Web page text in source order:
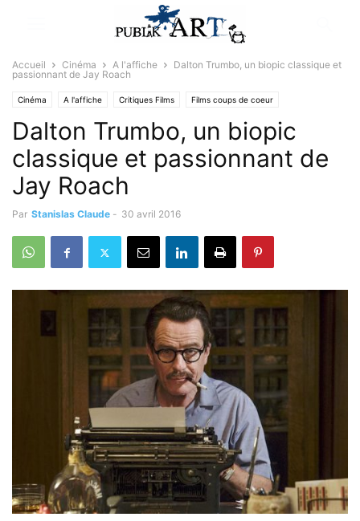
Accueil Cinéma A l'affiche
Dalton Trumbo, un biopic classique et
passionnant de Jay Roach
Cinéma A l'affiche Critiques Films Films coups de coeur
Dalton Trumbo, un biopic
classique et passionnant de
Jay Roach
Par Stanislas Claude - 30 avril 2016